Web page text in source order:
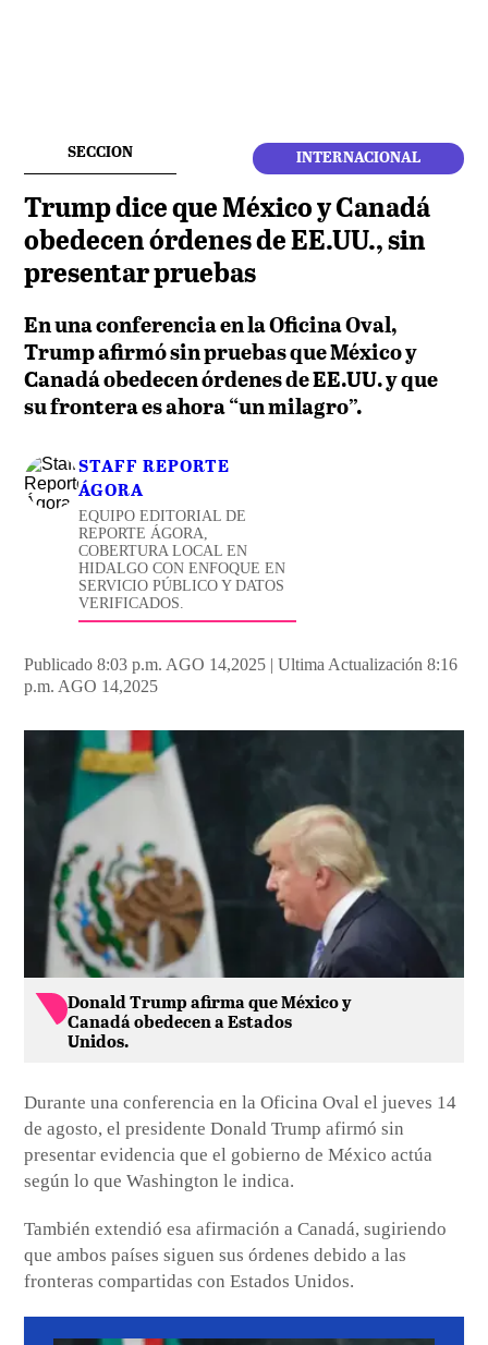
SECCION INTERNACIONAL
Trump dice que México y Canadá
obedecen órdenes de EE.UU., sin
presentar pruebas
En una conferencia en la Oficina Oval,
Trump afirmó sin pruebas que México y
Canadá obedecen órdenes de EE.UU. y que
su frontera es ahora “un milagro”.
STAFF REPORTE
ÁGORA
EQUIPO EDITORIAL DE
REPORTE ÁGORA,
COBERTURA LOCAL EN
HIDALGO CON ENFOQUE EN
SERVICIO PÚBLICO Y DATOS
VERIFICADOS.
Publicado 8:03 p.m. AGO 14,2025 | Ultima Actualización 8:16
p.m. AGO 14,2025
Donald Trump afirma que México y
Canadá obedecen a Estados
Unidos.
Durante una conferencia en la Oficina Oval el jueves 14
de agosto, el presidente Donald Trump afirmó sin
presentar evidencia que el gobierno de México actúa
según lo que Washington le indica.
También extendió esa afirmación a Canadá, sugiriendo
que ambos países siguen sus órdenes debido a las
fronteras compartidas con Estados Unidos.